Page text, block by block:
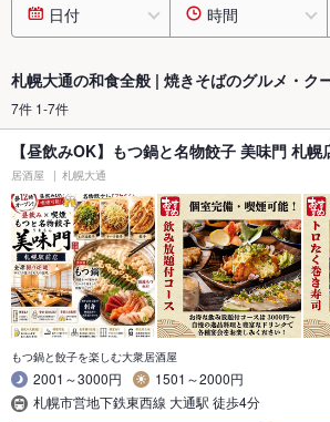
日付 時間
札幌大通の和食全般 | 焼きそばのグルメ・ク
7件 1-7件
【昼飲みOK】もつ鍋と名物餃子 美味門 札幌
居酒屋 札幌大通
もつ鍋と餃子を楽しむ大衆居酒屋
2001～3000円
1501～2000円
札幌市営地下鉄東西線 大通駅 徒歩4分